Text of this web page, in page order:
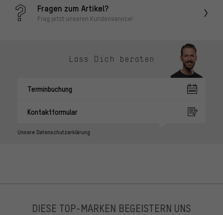
Fragen zum Artikel?
Frag jetzt unseren Kundenservice!
Lass Dich beraten
Terminbuchung
Kontaktformular
Unsere Datenschutzerklärung
DIESE TOP-MARKEN BEGEISTERN UNS